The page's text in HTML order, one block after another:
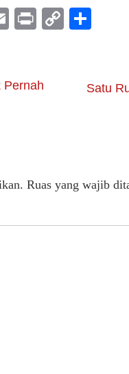
EmailPrintCopy
Pernah
Satu
Ruas yang wajib